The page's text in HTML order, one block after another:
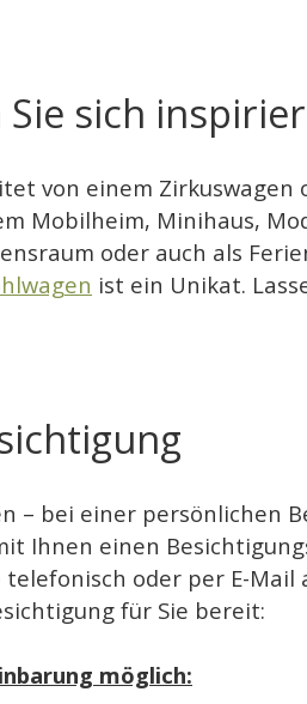
sich
von einem Zirkuswagen
Minihaus,
oder auch als
ist ein Unikat.
– bei einer persönlichen
Ihnen einen
oder per E-Mail
für Sie bereit:
möglich: